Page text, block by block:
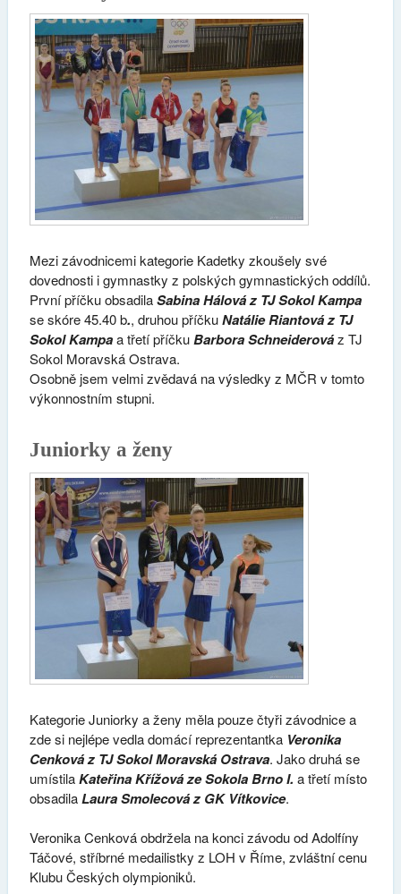
Mezi závodnicemi kategorie Kadetky zkoušely své
dovednosti i gymnastky z polských gymnastických oddílů.
První příčku obsadilaSabinaHálová z TJ Sokol Kampa
se skóre 45.40 b., druhou příčkuNatálie Riantová z TJ
Sokol Kampaa třetí příčkuBarbora Schneiderováz TJ
Sokol Moravská Ostrava.
Osobně jsem velmi zvědavá na výsledky z MČR v tomto
výkonnostním stupni.
Juniorky a ženy
Kategorie Juniorky a ženy měla pouze čtyři závodnice a
zde si nejlépe vedla domácí reprezentantka Veronika
Cenková z TJ Sokol Moravská Ostrava. Jako druhá se
umístilaKateřina Křížová ze Sokola Brno I. a třetí místo
obsadilaLaura Smolecová z GK Vítkovice.
Veronika Cenková obdržela na konci závodu od Adolfíny
Táčové, stříbrné medailistky z LOH v Říme, zvláštní cenu
Klubu Českých olympioniků.